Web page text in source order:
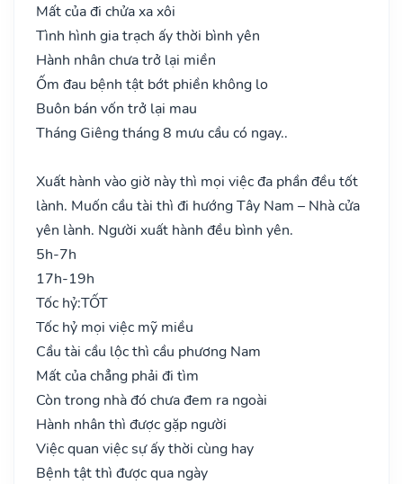
Mất của đi chửa xa xôi
Tình hình gia trạch ấy thời bình yên
Hành nhân chưa trở lại miền
Ốm đau bệnh tật bớt phiền không lo
Buôn bán vốn trở lại mau
Tháng Giêng tháng 8 mưu cầu có ngay..
Xuất hành vào giờ này thì mọi việc đa phần đều tốt
lành. Muốn cầu tài thì đi hướng Tây Nam – Nhà cửa
yên lành. Người xuất hành đều bình yên.
5h-7h
17h-19h
Tốc hỷ:TỐT
Tốc hỷ mọi việc mỹ miều
Cầu tài cầu lộc thì cầu phương Nam
Mất của chẳng phải đi tìm
Còn trong nhà đó chưa đem ra ngoài
Hành nhân thì được gặp người
Việc quan việc sự ấy thời cùng hay
Bệnh tật thì được qua ngày